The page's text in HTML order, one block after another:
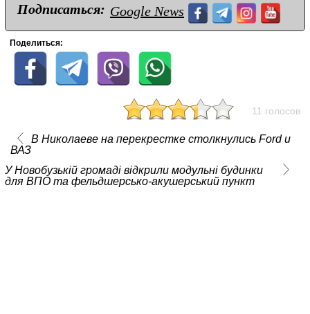
Подписаться: Google News
Поделиться:
11 голосов
В Николаеве на перекрестке столкнулись Ford и
ВАЗ
У Новобузькій громаді відкрили модульні будинки
для ВПО та фельдшерсько-акушерський пункт